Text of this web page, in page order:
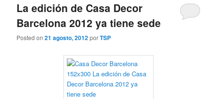
La edición de Casa Decor
Barcelona 2012 ya tiene sede
Posted on21 agosto, 2012porTSP